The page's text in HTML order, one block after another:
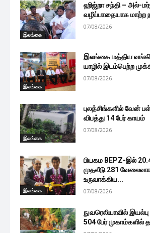
இலங்கை
ஹிஜ்றா சந்தி – அல்-
வழிப்பாதையாக மாற்ற
07/08/2026
இலங்கை
இலங்கை மத்திய
யாழில் இடம்பெற்ற
07/08/2026
இலங்கை
புலத்சிங்களில் வேன்
விபத்து 14 பேர் காயம்
07/08/2026
இலங்கை
பியகம BEPZ-இல்
முதலீடு 281
உருவாக்கிய...
07/08/2026
நுவரெலியாவில்
504 பேர் முகாம்களில்